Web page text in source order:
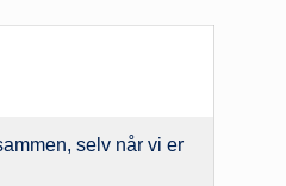
selv når vi er